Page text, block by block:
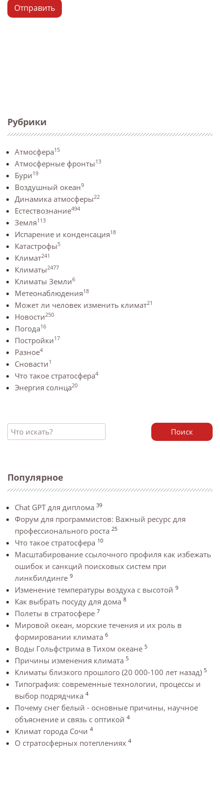
Рубрики
Атмосфера15
Атмосферные фронты13
Бури19
Воздушный океан9
Динамика атмосферы22
Естествознание494
Земля113
Испарение и конденсация18
Катастрофы5
Климат241
Климаты2477
Климаты Земли6
Метеонаблюдения18
Может ли человек изменить климат21
Новости250
Погода16
Постройки17
Разное4
Сновасти1
Что такое стратосфера4
Энергия солнца20
Поиск
Популярное
Chat GPT для диплома 39
Форум для программистов: Важный ресурс для
профессионального роста 25
Что такое стратосфера 10
Масштабирование ссылочного профиля как избежать
ошибок и санкций поисковых систем при
линкбилдинге 9
Изменение температуры воздуха с высотой 9
Как выбрать посуду для дома 8
Полеты в стратосфере 7
Мировой океан, морские течения и их роль в
формировании климата 6
Воды Гольфстрима в Тихом океане 5
Причины изменения климата 5
Климаты близкого прошлого (20 000-100 лет назад) 5
Типография: современные технологии, процессы и
выбор подрядчика 4
Почему снег белый - основные причины, научное
объяснение и связь с оптикой 4
Климат города Сочи 4
О стратосферных потеплениях 4
Отправить